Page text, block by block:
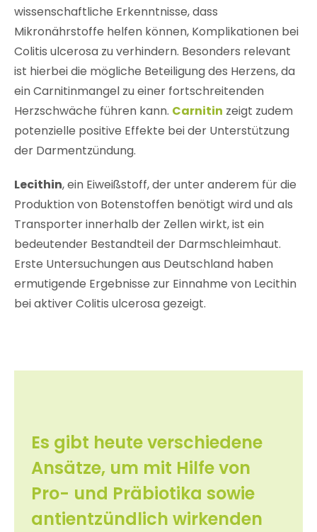
wissenschaftliche Erkenntnisse, dass
Mikronährstoffe helfen können, Komplikationen bei
Colitis ulcerosa zu verhindern. Besonders relevant
ist hierbei die mögliche Beteiligung des Herzens, da
ein Carnitinmangel zu einer fortschreitenden
Herzschwäche führen kann. Carnitin zeigt zudem
potenzielle positive Effekte bei der Unterstützung
der Darmentzündung.
Lecithin, ein Eiweißstoff, der unter anderem für die
Produktion von Botenstoffen benötigt wird und als
Transporter innerhalb der Zellen wirkt, ist ein
bedeutender Bestandteil der Darmschleimhaut.
Erste Untersuchungen aus Deutschland haben
ermutigende Ergebnisse zur Einnahme von Lecithin
bei aktiver Colitis ulcerosa gezeigt.
Es gibt heute verschiedene
Ansätze, um mit Hilfe von
Pro- und Präbiotika sowie
antientzündlich wirkenden